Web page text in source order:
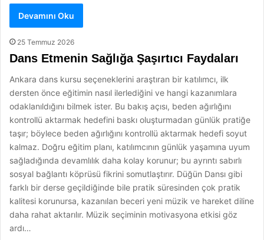
Devamını Oku
25 Temmuz 2026
Dans Etmenin Sağlığa Şaşırtıcı Faydaları
Ankara dans kursu seçeneklerini araştıran bir katılımcı, ilk
dersten önce eğitimin nasıl ilerlediğini ve hangi kazanımlara
odaklanıldığını bilmek ister. Bu bakış açısı, beden ağırlığını
kontrollü aktarmak hedefini baskı oluşturmadan günlük pratiğe
taşır; böylece beden ağırlığını kontrollü aktarmak hedefi soyut
kalmaz. Doğru eğitim planı, katılımcının günlük yaşamına uyum
sağladığında devamlılık daha kolay korunur; bu ayrıntı sabırlı
sosyal bağlantı köprüsü fikrini somutlaştırır. Düğün Dansı gibi
farklı bir derse geçildiğinde bile pratik süresinden çok pratik
kalitesi korunursa, kazanılan beceri yeni müzik ve hareket diline
daha rahat aktarılır. Müzik seçiminin motivasyona etkisi göz
ardı…